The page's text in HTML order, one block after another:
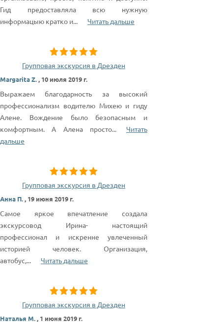
Гид предоставляла всю нужную
информацыю кратко и... Читать дальше
Групповая экскурсия в Дрезден
Margarita Z., 10 июля 2019 г.
Выражаем благодарность за высокий
профессионализм водителю Михею и гиду
Алене. Вождение было безопасным и
комфортным. А Алена просто...
Читать
дальше
Групповая экскурсия в Дрезден
Анна П., 19 июня 2019 г.
Самое яркое впечатление создала
экскурсовод Ирина- настоящий
профессионал и искренне увлеченный
историей человек. Организация,
автобус,... Читать дальше
Групповая экскурсия в Дрезден
Наталья М., 1 июня 2019 г.